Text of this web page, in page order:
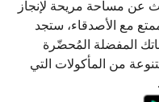
عن مساحة مريحة لإنجاز
مع الأصدقاء، ستجد
المفضلة المُحضّرة
من المأكولات التي